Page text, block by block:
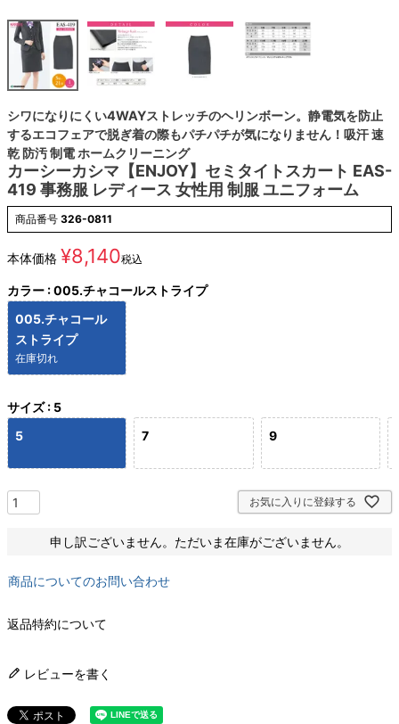
シワになりにくい4WAYストレッチのヘリンボーン。静電気を防止
するエコフェアで脱ぎ着の際もパチパチが気になりません！吸汗 速
乾 防汚 制電 ホームクリーニング
カーシーカシマ【ENJOY】セミタイトスカート EAS-
419 事務服 レディース 女性用 制服 ユニフォーム
商品番号 326-0811
本体価格 ¥8,140税込
カラー 005.チャコールストライプ
005.チャコール
ストライプ
在庫切れ
サイズ
5
5
7 9
お気に入りに登録する
申し訳ございません。ただいま在庫がございません。
商品についてのお問い合わせ
返品特約について
レビューを書く